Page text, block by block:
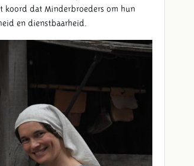
koord dat Minderbroeders om hun
en dienstbaarheid.